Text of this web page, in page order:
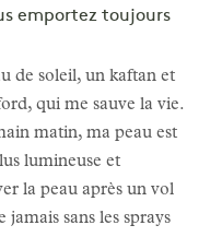
emportez toujours
de soleil, un kaftan et
qui me sauve la vie.
matin, ma peau est
lumineuse et
la peau après un vol
sans les sprays